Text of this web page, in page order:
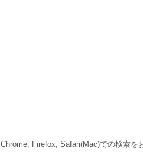
Chrome, Firefox, Safari(Mac)での検索を